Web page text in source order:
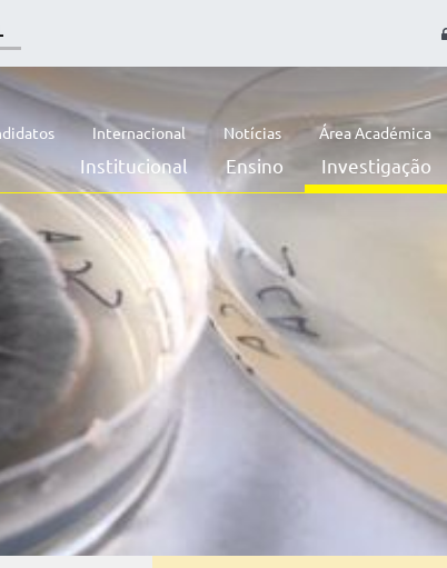
Internacional Notícias Área Académica
Institucional Ensino Investigação